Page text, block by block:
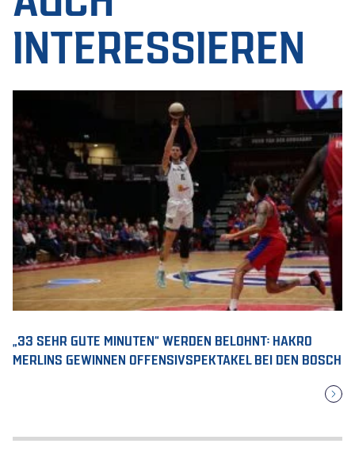
INTERESSIEREN
„33 SEHR GUTE MINUTEN“ WERDEN BELOHNT: HAKRO
MERLINS GEWINNEN OFFENSIVSPEKTAKEL BEI DEN BOSCH